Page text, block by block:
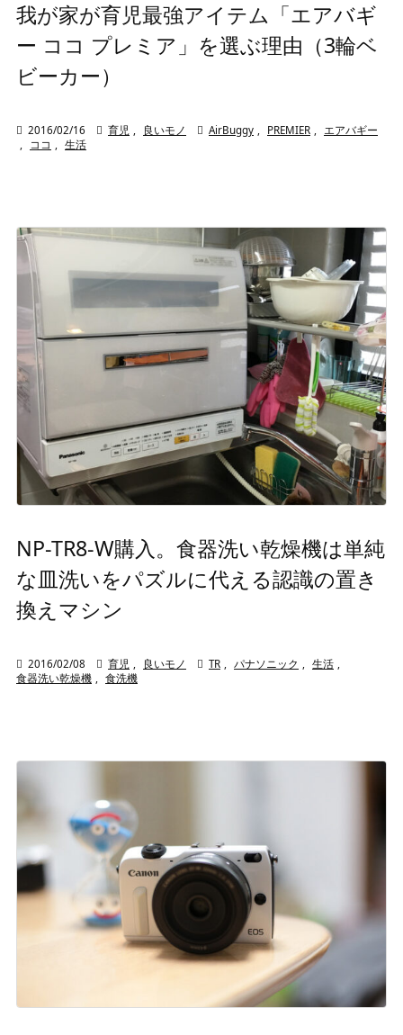
我が家が育児最強アイテム「エアバギ
ー ココ プレミア」を選ぶ理由（3輪ベ
ビーカー）
 2016/02/16  育児 , 良いモノ  AirBuggy , PREMIER , エアバギー
, ココ , 生活
NP-TR8-W購入。食器洗い乾燥機は単純
な皿洗いをパズルに代える認識の置き
換えマシン
 2016/02/08  育児 良いモノ  TR パナソニック 生活
食器洗い乾燥機
食洗機